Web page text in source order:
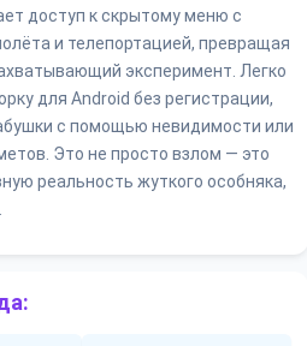
доступ к скрытому меню с
и телепортацией, превращая
эксперимент. Легко
для Android без регистрации,
с помощью невидимости или
Это не просто взлом — это
реальность жуткого особняка,